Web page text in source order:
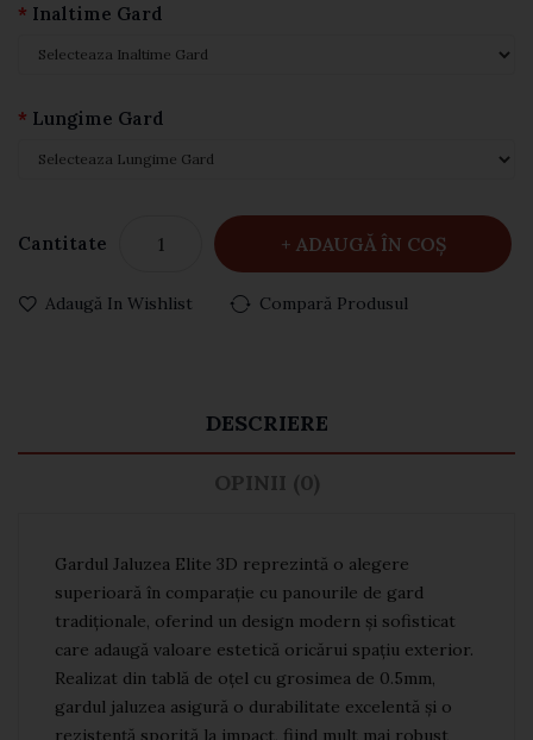
Inaltime Gard
Lungime Gard
Cantitate ADAUGĂ ÎN COŞ
Adaugă In Wishlist Compară Produsul
DESCRIERE
OPINII (0)
Gardul Jaluzea Elite 3D reprezintă o alegere
superioară în comparație cu panourile de gard
tradiționale, oferind un design modern și sofisticat
care adaugă valoare estetică oricărui spațiu exterior.
Realizat din tablă de oțel cu grosimea de 0.5mm,
gardul jaluzea asigură o durabilitate excelentă și o
rezistență sporită la impact, fiind mult mai robust